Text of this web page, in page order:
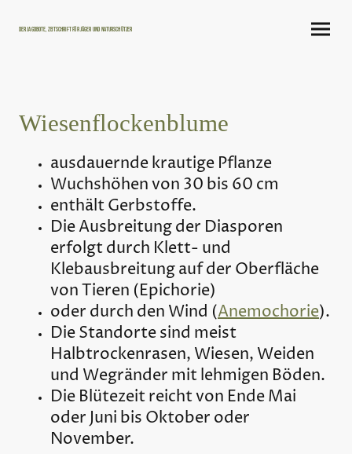
Der Jagdbote, Zeitschrift für Jäger und Naturschützer
Wiesenflockenblume
ausdauernde krautige Pflanze
Wuchshöhen von 30 bis 60 cm
enthält Gerbstoffe.
Die Ausbreitung der Diasporen
erfolgt durch Klett- und
Klebausbreitung auf der Oberfläche
von Tieren (Epichorie)
oder durch den Wind (Anemochorie).
Die Standorte sind meist
Halbtrockenrasen, Wiesen, Weiden
und Wegränder mit lehmigen Böden.
Die Blütezeit reicht von Ende Mai
oder Juni bis Oktober oder
November.